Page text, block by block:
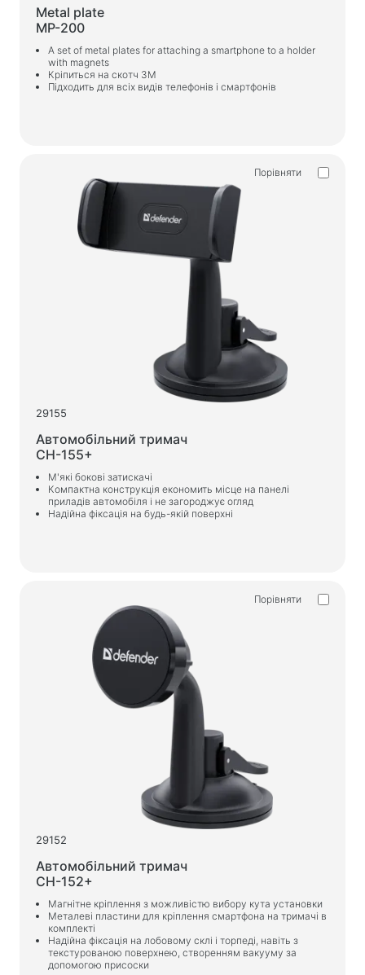
Metal plate
MP-200
A set of metal plates for attaching a smartphone to a holder
with magnets
Кріпиться на скотч 3М
Підходить для всіх видів телефонів і смартфонів
Порівняти
29155
Автомобільний тримач
CH-155+
М'які бокові затискачі
Компактна конструкція економить місце на панелі
приладів автомобіля і не загороджує огляд
Надійна фіксація на будь-якій поверхні
Порівняти
29152
Автомобільний тримач
CH-152+
Магнітне кріплення з можливістю вибору кута установки
Металеві пластини для кріплення смартфона на тримачі в
комплекті
Надійна фіксація на лобовому склі і торпеді, навіть з
текстурованою поверхнею, створенням вакууму за
допомогою присоски